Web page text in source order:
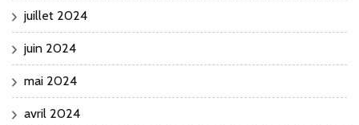
juillet 2024
juin 2024
mai 2024
avril 2024